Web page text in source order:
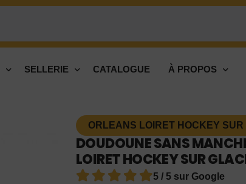
SELLERIE CATALOGUE À PROPOS
ORLEANS LOIRET HOCKEY
DOUDOUNE SANS
LOIRET HOCKEY SUR
5 / 5 sur Google